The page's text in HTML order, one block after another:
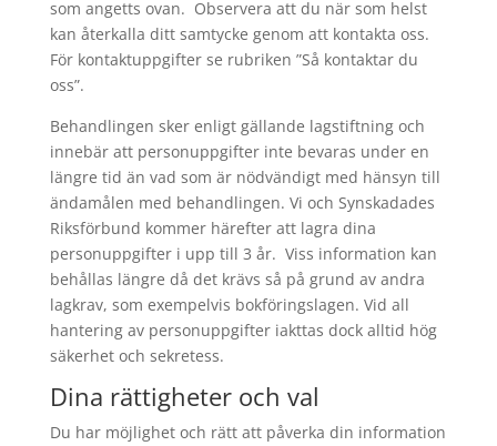
som angetts ovan. Observera att du när som helst
kan återkalla ditt samtycke genom att kontakta oss.
För kontaktuppgifter se rubriken ”Så kontaktar du
oss”.
Behandlingen sker enligt gällande lagstiftning och
innebär att personuppgifter inte bevaras under en
längre tid än vad som är nödvändigt med hänsyn till
ändamålen med behandlingen. Vi och Synskadades
Riksförbund kommer härefter att lagra dina
personuppgifter i upp till 3 år. Viss information kan
behållas längre då det krävs så på grund av andra
lagkrav, som exempelvis bokföringslagen. Vid all
hantering av personuppgifter iakttas dock alltid hög
säkerhet och sekretess.
Dina rättigheter och val
Du har möjlighet och rätt att påverka din information